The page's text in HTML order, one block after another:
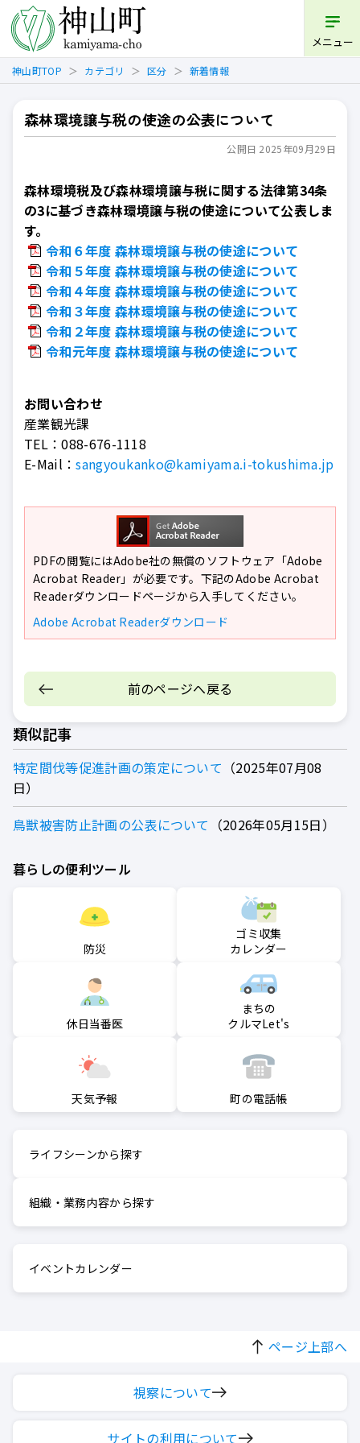
メニュー
神山町TOP カテゴリ 区分 新着情報
森林環境譲与税の使途の公表について
公開日 2025年09月29日
森林環境税及び森林環境譲与税に関する法律第34条
の3に基づき森林環境譲与税の使途について公表しま
す。
令和６年度 森林環境譲与税の使途について
令和５年度 森林環境譲与税の使途について
令和４年度 森林環境譲与税の使途について
令和３年度 森林環境譲与税の使途について
令和２年度 森林環境譲与税の使途について
令和元年度 森林環境譲与税の使途について
お問い合わせ
産業観光課
TEL：088-676-1118
E-Mail：sangyoukanko@kamiyama.i-tokushima.jp
PDFの閲覧にはAdobe社の無償のソフトウェア「Adobe
Acrobat Reader」が必要です。下記のAdobe Acrobat
Readerダウンロードページから入手してください。
Adobe Acrobat Readerダウンロード
前のページへ戻る
類似記事
特定間伐等促進計画の策定について
2025年07月08
日
鳥獣被害防止計画の公表について
2026年05月15日
暮らしの便利ツール
防災
ゴミ収集
カレンダー
休日当番医
まちの
クルマLet's
天気予報 町の電話帳
ライフシーンから探す
組織・業務内容から探す
イベントカレンダー
ページ上部へ
視察について
サイトの利用について